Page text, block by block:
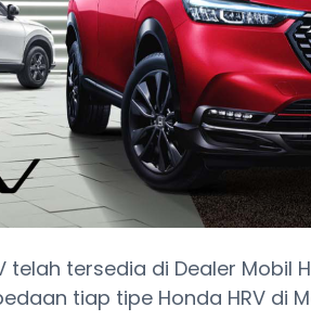
telah tersedia di Dealer
tiap tipe Honda HRV di